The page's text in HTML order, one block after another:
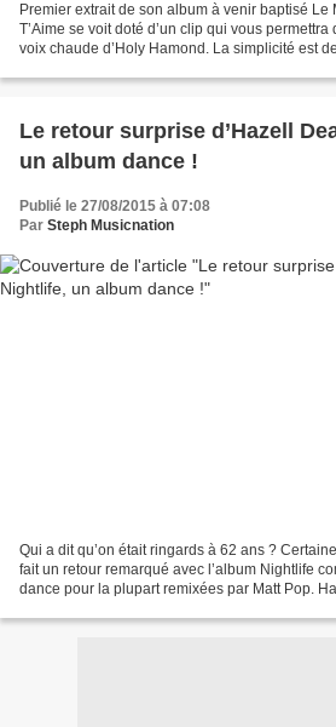
Premier extrait de son album à venir baptisé Le
T’Aime se voit doté d’un clip qui vous
voix chaude d’Holy Hamond. La simplicité est
Le retour surprise d’Hazell
un album dance !
Publié le 27/08/2015 à 07:08
Par Steph Musicnation
Qui a dit qu’on était ringards à 62 ans ?
fait un retour remarqué avec l’album Nightlife
dance pour la plupart remixées par Matt Pop.